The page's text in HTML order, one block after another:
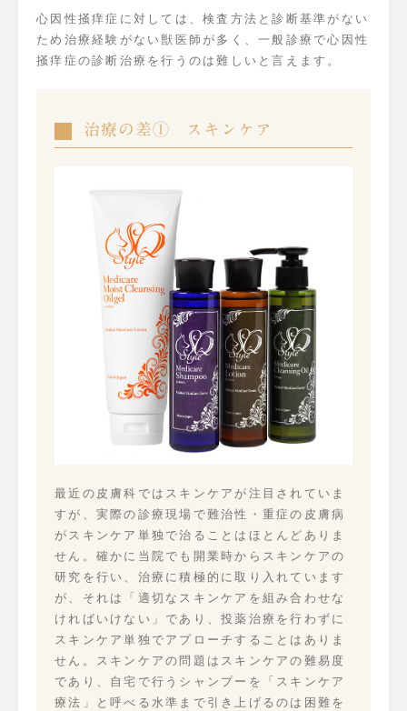
心因性掻痒症に対しては、検査方法と診断基準がない
ため治療経験がない獣医師が多く、一般診療で心因性
掻痒症の診断治療を行うのは難しいと言えます。
治療の差① スキンケア
最近の皮膚科ではスキンケアが注目されていま
すが、実際の診療現場で難治性・重症の皮膚病
がスキンケア単独で治ることはほとんどありま
せん。確かに当院でも開業時からスキンケアの
研究を行い、治療に積極的に取り入れています
が、それは「適切なスキンケアを組み合わせな
ければいけない」であり、投薬治療を行わずに
スキンケア単独でアプローチすることはありま
せん。スキンケアの問題はスキンケアの難易度
であり、自宅で行うシャンプーを「スキンケア
療法」と呼べる水準まで引き上げるのは困難を